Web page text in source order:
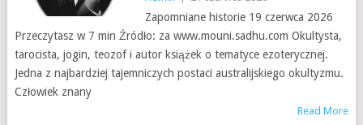
Zapomniane historie 19 czerwca 2026
Przeczytasz w 7 min Źródło: za www.mouni.sadhu.com Okultysta,
tarocista, jogin, teozof i autor książek o tematyce ezoterycznej.
Jedna z najbardziej tajemniczych postaci australijskiego okultyzmu.
Człowiek znany
Read More